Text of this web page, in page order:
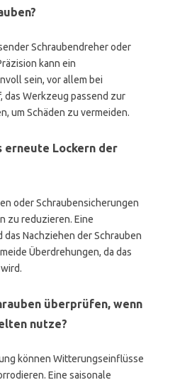
Schraubendreher oder
kann ein
sein, vor allem bei
das Werkzeug passend zur
um Schäden zu vermeiden.
erneute Lockern der
oder Schraubensicherungen
zu reduzieren. Eine
Nachziehen der Schrauben
Überdrehungen, da das
überprüfen, wenn
nutze?
können Witterungseinflüsse
Eine saisonale